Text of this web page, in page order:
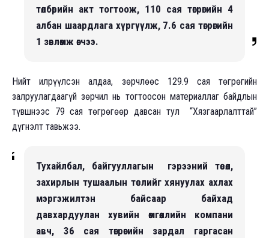
төлбөрийн акт тогтоож, 110 сая төгрөгийн 4
албан шаардлага хүргүүлж, 7.6 сая төгрөгийн
1 зөвлөмж өгчээ.
Нийт илрүүлсэн алдаа, зөрчлөөс 129.9 сая төгрөгийн
залруулагдаагүй зөрчил нь тогтоосон материаллаг байдлын
түвшнээс 79 сая төгрөгөөр давсан тул “Хязгаарлалттай”
дүгнэлт тавьжээ.
Тухайлбал, байгууллагын гэрээний төсөл,
захирлын тушаалын төслийг хянуулах ахлах
мэргэжилтэн байсаар байхад
давхардуулан хувийн өмгөөллийн компани
авч, 36 сая төгрөгийн зардал гаргасан